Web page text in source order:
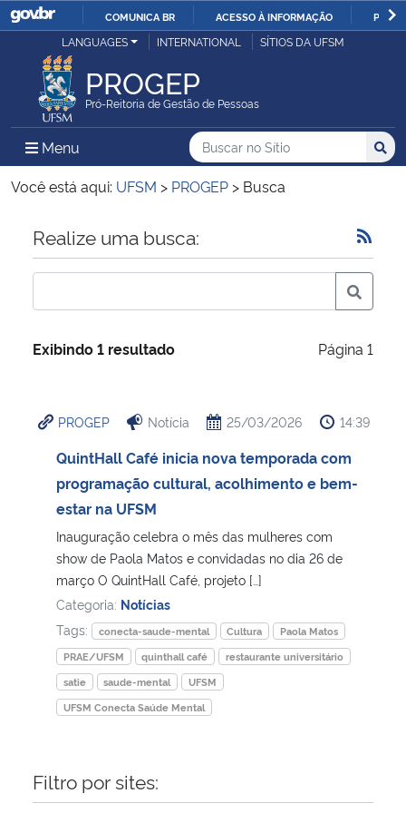
IR
COMUNICA BR ACESSO À INFORMAÇÃO
Ministério da Justiça e Segurança Pública
Ministério da Defesa
Ministério das Relações Exteriores
Ministério da Economia
Ministério da Infraestrutura
Ministério da Cidadania
Ministério de Minas e Energia
Ministério da Ciência, Tecnologia, Inovações e Comunicações
Ministério do Meio Ambiente
Ministério do Turismo
Ministério do Desenvolvimento Regional
Ministério da Mulher, da Família e dos Direitos Humanos
LANGUAGES INTERNATIONAL SÍTIOS DA UFSM
PROGEP
Pró-Reitoria de Gestão de Pessoas
Menu Menu Principal do Sítio
Busca
Buscar no no Sítio
Busca:
Você está aqui: UFSM > PROGEP > Busca
Início do conteúdo
Realize uma busca:
Exibindo 1 resultado Página 1
PROGEP Notícia 25/03/2026 14:39
QuintHall Café inicia nova temporada com
programação cultural, acolhimento e bem-
estar na UFSM
Inauguração celebra o mês das mulheres com
show de Paola Matos e convidadas no dia 26 de
março O QuintHall Café, projeto […]
Categoria: Notícias
Tags:
conecta-saude-mental Cultura
Paola Matos
PRAE/UFSM
quinthall café
restaurante universitário
satie
saude-mental
UFSM
UFSM Conecta Saúde Mental
Filtro por sites: